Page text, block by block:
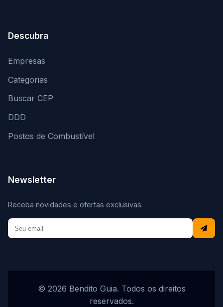
Descubra
Empresas
Categorias
Buscar CEP
DDD
Postos de Combustível
Newsletter
Receba novidades e ofertas exclusivas.
© 2026 Bendito Guia. Todos os direitos
reservados.